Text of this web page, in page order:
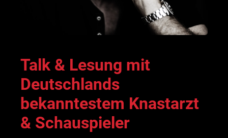
Talk & Lesung mit
Deutschlands
bekanntestem Knastarzt
& Schauspieler